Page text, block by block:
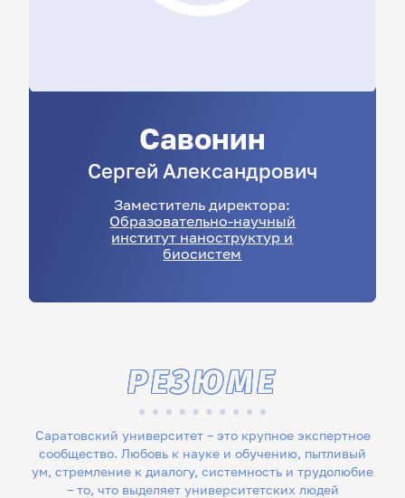
Савонин
Сергей Александрович
Заместитель директора:
Образовательно-научный
институт наноструктур и
биосистем
Саратовский университет – это крупное экспертное
сообщество. Любовь к науке и обучению, пытливый
ум, стремление к диалогу, системность и трудолюбие
– то, что выделяет университетских людей
РЕЗЮМЕ